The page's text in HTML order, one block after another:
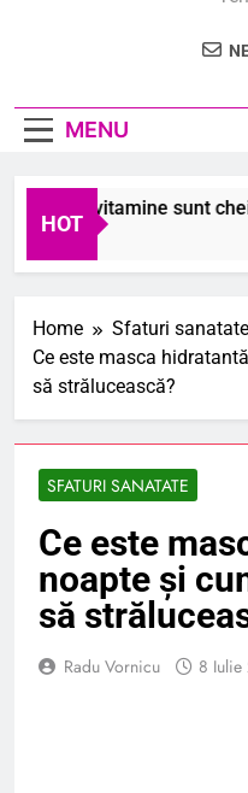
MENU
HOT
24 de vitamine sunt cheia
Home
Sfaturi sanatate
Ce este masca
să strălucească?
SFATURI SANATATE
Ce este
noapte și
să
Radu Vornicu 8